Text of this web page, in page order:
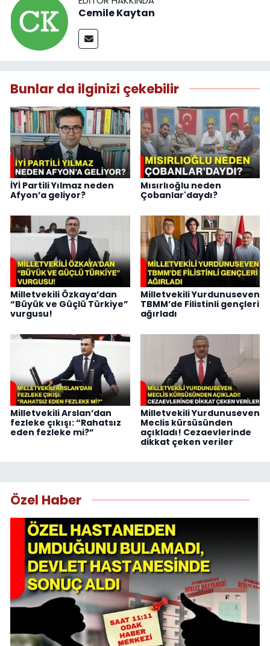
Cemile Kaytan
Bunlar da ilginizi çekebilir
İYİ Partili Yılmaz neden
Afyon’a geliyor?
Mısırlıoğlu neden
Çobanlar'daydı?
Milletvekili Özkaya’dan
“Büyük ve Güçlü Türkiye”
vurgusu!
Milletvekili Yurdunuseven
TBMM’de Filistinli gençleri
ağırladı
Milletvekili Arslan’dan
fezleke çıkışı: “Rahatsız
eden fezleke mi?”
Milletvekili Yurdunuseven
Meclis kürsüsünden
açıkladı! Cezaevlerinde
dikkat çeken veriler
Özel Haber